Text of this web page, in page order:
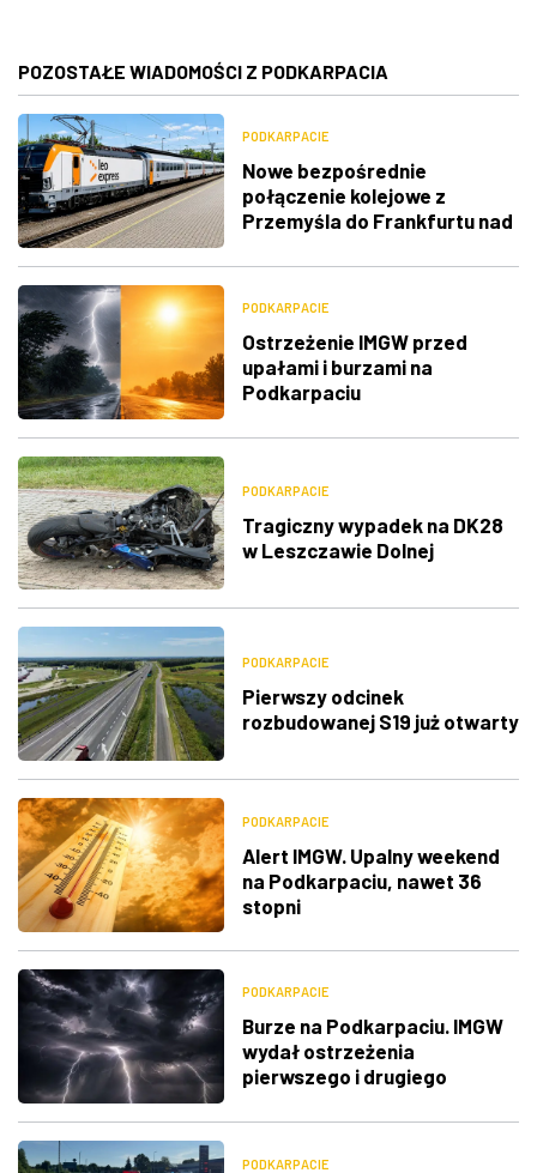
POZOSTAŁE WIADOMOŚCI Z PODKARPACIA
PODKARPACIE
Nowe bezpośrednie
połączenie kolejowe z
Przemyśla do Frankfurtu nad
PODKARPACIE
Ostrzeżenie IMGW przed
upałami i burzami na
Podkarpaciu
PODKARPACIE
Tragiczny wypadek na DK28
w Leszczawie Dolnej
PODKARPACIE
Pierwszy odcinek
rozbudowanej S19 już otwarty
PODKARPACIE
Alert IMGW. Upalny weekend
na Podkarpaciu, nawet 36
stopni
PODKARPACIE
Burze na Podkarpaciu. IMGW
wydał ostrzeżenia
pierwszego i drugiego
PODKARPACIE